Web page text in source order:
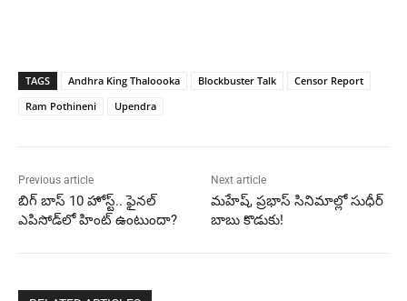
TAGS Andhra King Thaloooka Blockbuster Talk
Censor Report
Ram Pothineni
Upendra
Previous article
బిగ్ బాస్ 10 హోస్ట్.. ఫైనల్
ఎపిసోడ్‌లో హింట్ ఉంటుందా?
Next article
మహేష్, ప్రభాస్ సినిమాల్లో సుధీర్
బాబు కొడుకు!